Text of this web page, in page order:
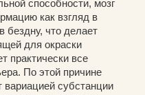
способности, мозг
как взгляд в
бездну, что делает
для окраски
практически все
По этой причине
субстанции